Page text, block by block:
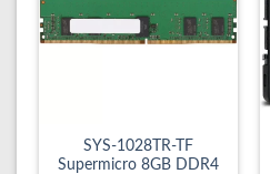
SYS-1028TR-TF
Supermicro 8GB DDR4